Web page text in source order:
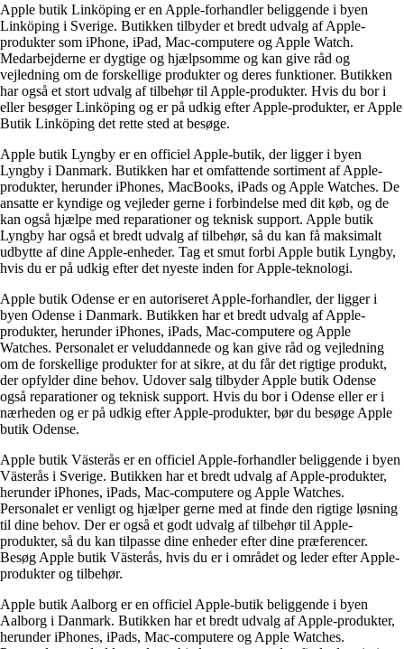
Apple butik Linköping er en Apple-forhandler beliggende i byen
Linköping i Sverige. Butikken tilbyder et bredt udvalg af Apple-
produkter som iPhone, iPad, Mac-computere og Apple Watch.
Medarbejderne er dygtige og hjælpsomme og kan give råd og
vejledning om de forskellige produkter og deres funktioner. Butikken
har også et stort udvalg af tilbehør til Apple-produkter. Hvis du bor i
eller besøger Linköping og er på udkig efter Apple-produkter, er Apple
Butik Linköping det rette sted at besøge.
Apple butik Lyngby er en officiel Apple-butik, der ligger i byen
Lyngby i Danmark. Butikken har et omfattende sortiment af Apple-
produkter, herunder iPhones, MacBooks, iPads og Apple Watches. De
ansatte er kyndige og vejleder gerne i forbindelse med dit køb, og de
kan også hjælpe med reparationer og teknisk support. Apple butik
Lyngby har også et bredt udvalg af tilbehør, så du kan få maksimalt
udbytte af dine Apple-enheder. Tag et smut forbi Apple butik Lyngby,
hvis du er på udkig efter det nyeste inden for Apple-teknologi.
Apple butik Odense er en autoriseret Apple-forhandler, der ligger i
byen Odense i Danmark. Butikken har et bredt udvalg af Apple-
produkter, herunder iPhones, iPads, Mac-computere og Apple
Watches. Personalet er veluddannede og kan give råd og vejledning
om de forskellige produkter for at sikre, at du får det rigtige produkt,
der opfylder dine behov. Udover salg tilbyder Apple butik Odense
også reparationer og teknisk support. Hvis du bor i Odense eller er i
nærheden og er på udkig efter Apple-produkter, bør du besøge Apple
butik Odense.
Apple butik Västerås er en officiel Apple-forhandler beliggende i byen
Västerås i Sverige. Butikken har et bredt udvalg af Apple-produkter,
herunder iPhones, iPads, Mac-computere og Apple Watches.
Personalet er venligt og hjælper gerne med at finde den rigtige løsning
til dine behov. Der er også et godt udvalg af tilbehør til Apple-
produkter, så du kan tilpasse dine enheder efter dine præferencer.
Besøg Apple butik Västerås, hvis du er i området og leder efter Apple-
produkter og tilbehør.
Apple butik Aalborg er en officiel Apple-butik beliggende i byen
Aalborg i Danmark. Butikken har et bredt udvalg af Apple-produkter,
herunder iPhones, iPads, Mac-computere og Apple Watches.